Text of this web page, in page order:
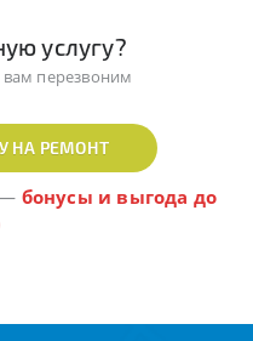
услугу?
вам перезвоним
НА РЕМОНТ
бонусы и выгода до